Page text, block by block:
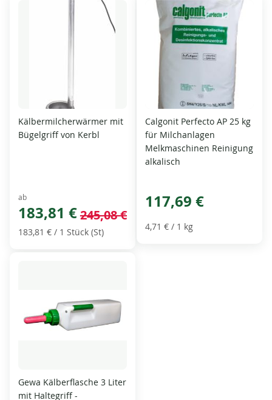
Kälbermilcherwärmer mit
Bügelgriff von Kerbl
ab
183,81 €245,08 €
183,81 € / 1 Stück (St)
Calgonit Perfecto AP 25 kg
für Milchanlagen
Melkmaschinen Reinigung
alkalisch
117,69 €
4,71 € / 1 kg
Gewa Kälberflasche 3 Liter
mit Haltegriff -